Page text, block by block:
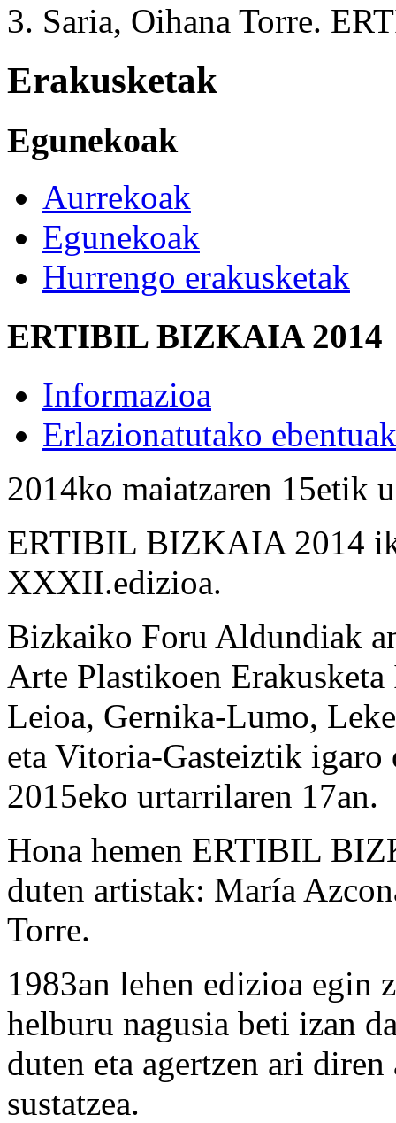
3. Saria, Oihana Torre.
Erakusketak
Egunekoak
Aurrekoak
Egunekoak
Hurrengo erakusketak
ERTIBIL BIZKAIA 2014
Informazioa
Erlazionatutako ebentuak
2014ko maiatzaren 15etik
ERTIBIL BIZKAIA 2014
XXXII.edizioa.
Bizkaiko Foru Aldundiak
Arte Plastikoen
Leioa, Gernika-Lumo,
eta Vitoria-Gasteiztik igaro
2015eko urtarrilaren 17an.
Hona hemen ERTIBIL
duten artistak: María
Torre.
1983an lehen edizioa egin
helburu nagusia beti izan
duten eta agertzen ari
sustatzea.